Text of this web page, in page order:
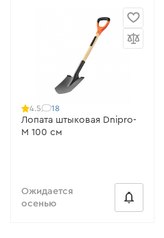
4.5 18
Лопата штыковая Dnipro-
M 100 см
Ожидается
осенью